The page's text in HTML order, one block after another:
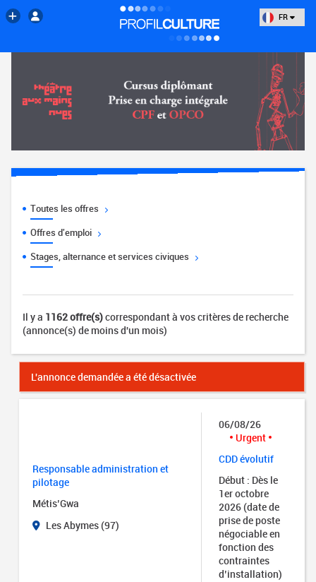
FR
Toutes les offres
Offres d'emploi
Stages, alternance et services civiques
Il y a 1162 offre(s)correspondant à vos critères de recherche
(annonce(s) de moins d'un mois)
L'annonce demandée a été désactivée
Responsable administration et
pilotage
Métis’Gwa
Les Abymes (97)
06/08/26
Urgent
CDD évolutif
Début : Dès le
1er octobre
2026 (date de
prise de poste
négociable en
fonction des
contraintes
d’installation)